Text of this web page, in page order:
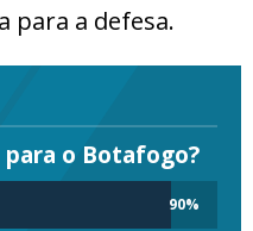
para a defesa.
o Botafogo?
90%